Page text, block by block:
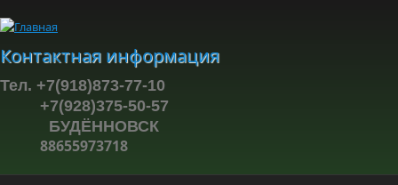
Контактная информация
Тел. +7(918)873-77-10
+7(928)375-50-57
БУДЁННОВСК
88655973718